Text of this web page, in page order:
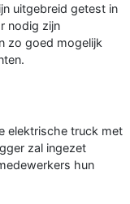
uitgebreid getest in
nodig zijn
zo goed mogelijk
elektrische truck met
zal ingezet
hun